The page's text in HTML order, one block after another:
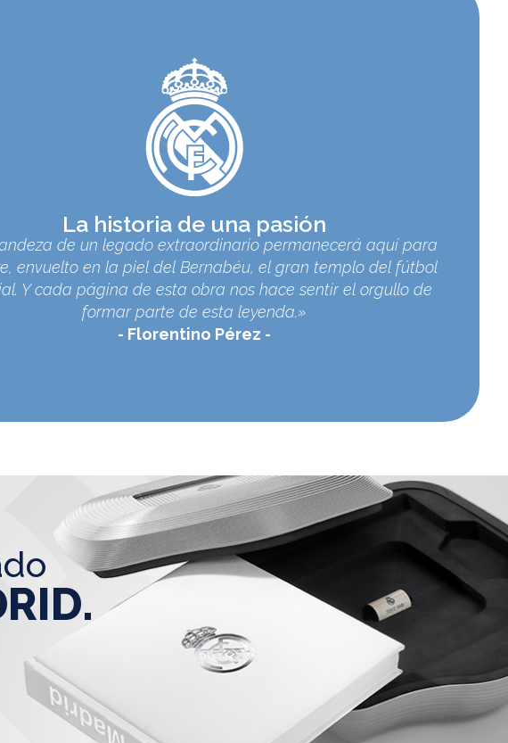
La historia de una pasión
de un legado extraordinario permanecerá aquí para
envuelto en la piel del Bernabéu, el gran templo del fútbol
Y cada página de esta obra nos hace sentir el orgullo de
formar parte de esta leyenda.»
Florentino Pérez